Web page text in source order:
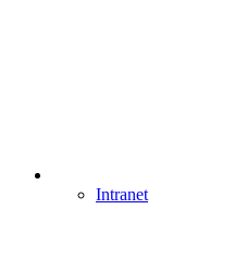
Intranet